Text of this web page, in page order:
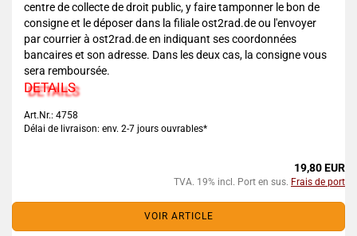
centre de collecte de droit public, y faire tamponner le bon de
consigne et le déposer dans la filiale ost2rad.de ou l'envoyer
par courrier à ost2rad.de en indiquant ses coordonnées
bancaires et son adresse. Dans les deux cas, la consigne vous
sera remboursée.
DETAILS
Art.Nr.: 4758
Délai de livraison: env. 2-7 jours ouvrables*
19,80 EUR
TVA. 19% incl. Port en sus. Frais de port
VOIR ARTICLE